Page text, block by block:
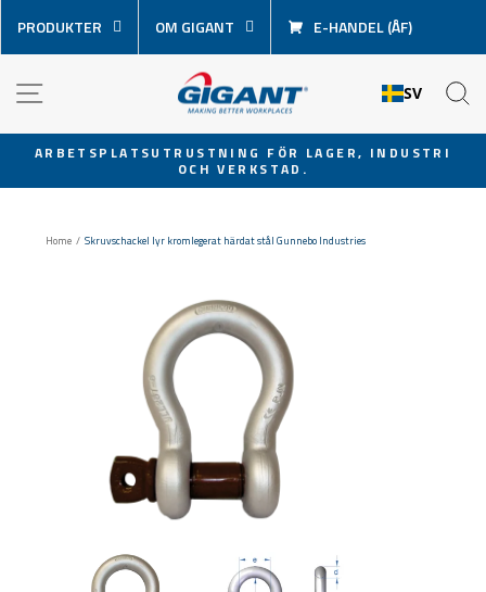
över
innehåll
PRODUKTER OM GIGANT E-HANDEL (ÅF)
SV
Pausa
ARBETSPLATSUTRUSTNING FÖR LAGER, INDUSTRI
OCH VERKSTAD.
Home / Skruvschackel lyr kromlegerat härdat stål Gunnebo Industries